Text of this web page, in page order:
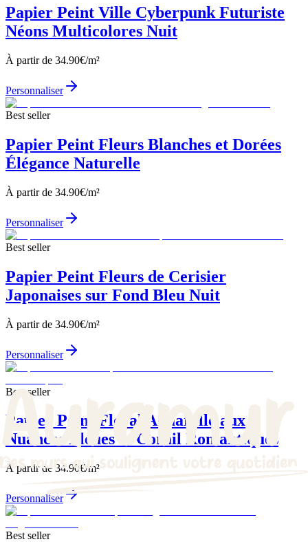
Papier Peint Ville Cyberpunk Futuriste
Néons Multicolores Nuit
À partir de 34.90€/m²
Personnaliser
Best seller
Papier Peint Fleurs Blanches et Dorées
Élégance Naturelle
À partir de 34.90€/m²
Personnaliser
Best seller
Papier Peint Fleurs de Cerisier
Japonaises sur Fond Bleu Nuit
À partir de 34.90€/m²
Personnaliser
Best seller
Papier Peint Floral Aquarelle aux
Nuances Bleues et Corail Romantiques
À partir de 34.90€/m²
Personnaliser
Best seller